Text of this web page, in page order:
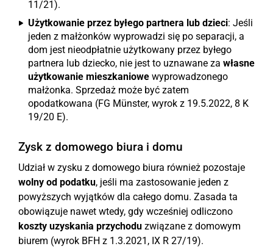
11/21).
Użytkowanie przez byłego partnera lub dzieci: Jeśli
jeden z małżonków wyprowadzi się po separacji, a
dom jest nieodpłatnie użytkowany przez byłego
partnera lub dziecko, nie jest to uznawane za własne
użytkowanie mieszkaniowe wyprowadzonego
małżonka. Sprzedaż może być zatem
opodatkowana (FG Münster, wyrok z 19.5.2022, 8 K
19/20 E).
Zysk z domowego biura i domu
Udział w zysku z domowego biura również pozostaje
wolny od podatku, jeśli ma zastosowanie jeden z
powyższych wyjątków dla całego domu. Zasada ta
obowiązuje nawet wtedy, gdy wcześniej odliczono
koszty uzyskania przychodu związane z domowym
biurem (wyrok BFH z 1.3.2021, IX R 27/19).